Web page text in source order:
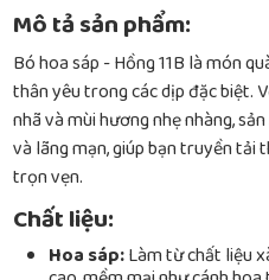
Mô tả sản phẩm:
Bó hoa sáp - Hồng 11B là món
thân yêu trong các dịp đặc biệt.
nhã và mùi hương nhẹ nhàng,
và lãng mạn, giúp bạn truyền
trọn vẹn.
Chất liệu:
Hoa sáp:Làm từ chất liệu